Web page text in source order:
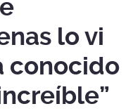
lo vi
conocido